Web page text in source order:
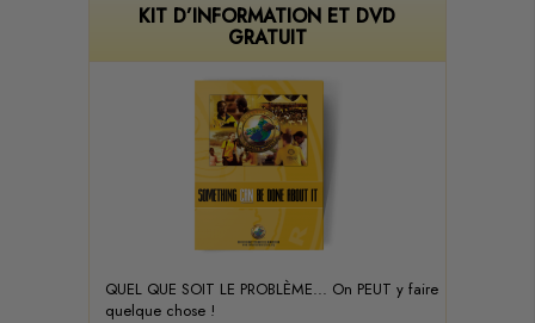
KIT D’INFORMATION ET DVD
GRATUIT
QUEL QUE SOIT LE PROBLÈME... On PEUT y faire
quelque chose !